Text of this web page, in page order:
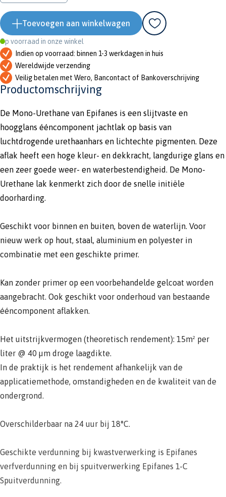
Toevoegen aan winkelwagen
Op voorraad in onze winkel
Indien op voorraad: binnen 1-3 werkdagen in huis
Wereldwijde verzending
Veilig betalen met Wero, Bancontact of Bankoverschrijving
Productomschrijving
De Mono-Urethane van Epifanes is een slijtvaste en
hoogglans ééncomponent jachtlak op basis van
luchtdrogende urethaanhars en lichtechte pigmenten. Deze
aflak heeft een hoge kleur- en dekkracht, langdurige glans en
een zeer goede weer- en waterbestendigheid. De Mono-
Urethane lak kenmerkt zich door de snelle initiële
doorharding.
Geschikt voor binnen en buiten, boven de waterlijn. Voor
nieuw werk op hout, staal, aluminium en polyester in
combinatie met een geschikte primer.
Kan zonder primer op een voorbehandelde gelcoat worden
aangebracht. Ook geschikt voor onderhoud van bestaande
ééncomponent aflakken.
Het uitstrijkvermogen (theoretisch rendement): 15m² per
liter @ 40 µm droge laagdikte.
In de praktijk is het rendement afhankelijk van de
applicatiemethode, omstandigheden en de kwaliteit van de
ondergrond.
Overschilderbaar na 24 uur bij 18°C.
Geschikte verdunning bij kwastverwerking is Epifanes
verfverdunning en bij spuitverwerking Epifanes 1-C
Spuitverdunning.